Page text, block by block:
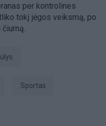
per kontrolines
tokį jėgos veiksmą, po
sportas